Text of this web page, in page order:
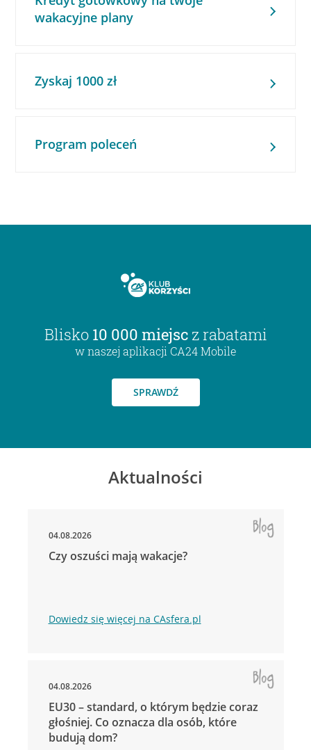
wakacyjne plany
Zyskaj 1000 zł
Program poleceń
Blisko 10 000 miejsc z rabatami
w naszej aplikacji CA24 Mobile
SPRAWDŹ
Aktualności
04.08.2026
Czy oszuści mają wakacje?
Dowiedz się więcej na CAsfera.pl
04.08.2026
EU30 – standard, o którym będzie coraz
głośniej. Co oznacza dla osób, które
budują dom?